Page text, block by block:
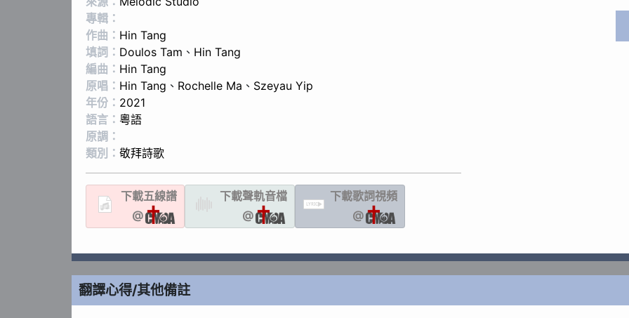
專輯：
作曲： Hin Tang
填詞： Doulos Tam 、 Hin Tang
編曲： Hin Tang
原唱： Hin Tang 、 Rochelle Ma 、 Szeyau Yip
年份： 2021
語言： 粵語
原調：
類別： 敬拜詩歌
下載五線譜
@
下載聲軌音檔
@
LYRIC
下載歌詞視頻
@
翻譯心得/其他備註